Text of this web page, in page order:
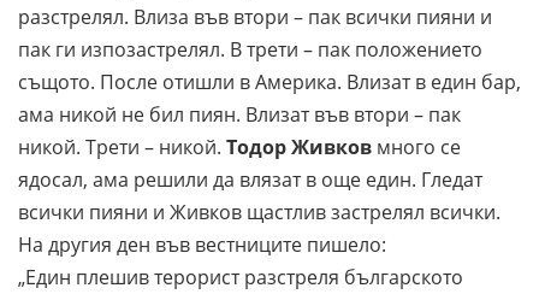
разстрелял. Влиза във втори – пак всички пияни и
пак ги изпозастрелял. В трети – пак положението
същото. После отишли в Америка. Влизат в един бар,
ама никой не бил пиян. Влизат във втори – пак
никой. Трети – никой. Тодор Живков много се
ядосал, ама решили да влязат в още един. Гледат
всички пияни и Живков щастлив застрелял всички.
На другия ден във вестниците пишело:
„Един плешив терорист разстреля българското